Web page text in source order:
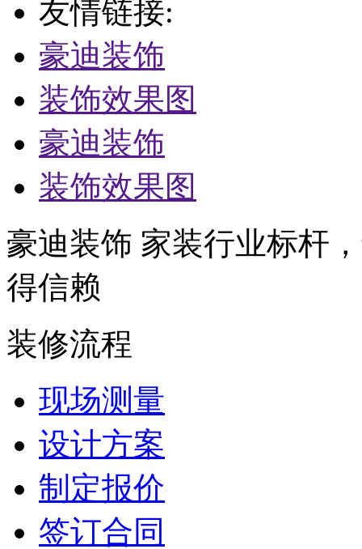
友情链接:
豪迪装饰
装饰效果图
豪迪装饰
装饰效果图
豪迪装饰 家装行业标杆
得信赖
装修流程
现场测量
设计方案
制定报价
签订合同